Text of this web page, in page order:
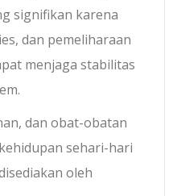
signifikan karena
dan pemeliharaan
menjaga stabilitas
dan obat-obatan
sehari-hari
oleh